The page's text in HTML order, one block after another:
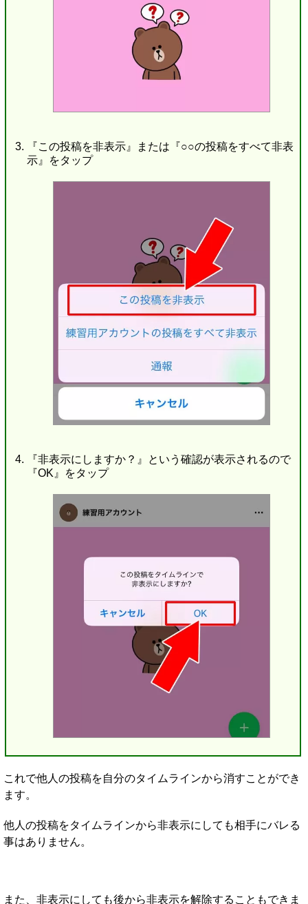
『この投稿を非表示』または『○○の投稿をすべて非表
示』をタップ
『非表示にしますか？』という確認が表示されるので
『OK』をタップ
これで他人の投稿を自分のタイムラインから消すことができ
ます。
他人の投稿をタイムラインから非表示にしても相手にバレる
事はありません。
また、非表示にしても後から非表示を解除することもできま